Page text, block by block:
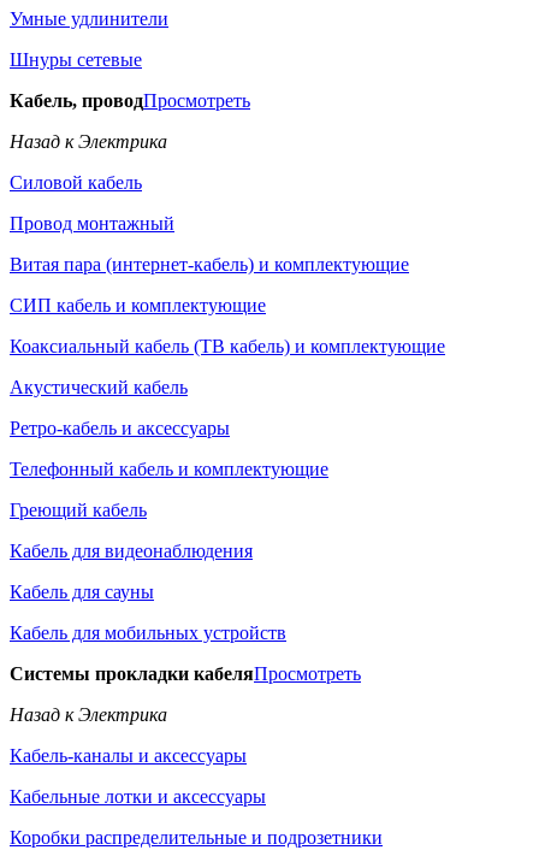
Умные удлинители
Шнуры сетевые
Кабель, проводПросмотреть
Назад к Электрика
Силовой кабель
Провод монтажный
Витая пара (интернет-кабель) и комплектующие
СИП кабель и комплектующие
Коаксиальный кабель (ТВ кабель) и комплектующие
Акустический кабель
Ретро-кабель и аксессуары
Телефонный кабель и комплектующие
Греющий кабель
Кабель для видеонаблюдения
Кабель для сауны
Кабель для мобильных устройств
Системы прокладки кабеляПросмотреть
Назад к Электрика
Кабель-каналы и аксессуары
Кабельные лотки и аксессуары
Коробки распределительные и подрозетники